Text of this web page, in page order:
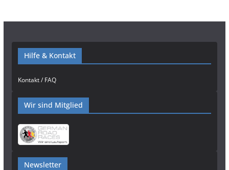
Hilfe & Kontakt
Kontakt / FAQ
Wir sind Mitglied
Newsletter